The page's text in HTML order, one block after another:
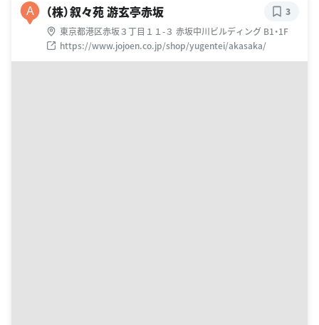
A （株）叙々苑 游玄亭赤坂
東京都港区赤坂３丁目１１-３ 赤坂中川ビルディング B1・1F
https://www.jojoen.co.jp/shop/yugentei/akasaka/
3